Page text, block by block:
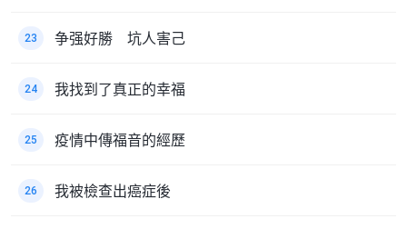
23 争强好勝 坑人害己
24 我找到了真正的幸福
25 疫情中傳福音的經歷
26 我被檢查出癌症後